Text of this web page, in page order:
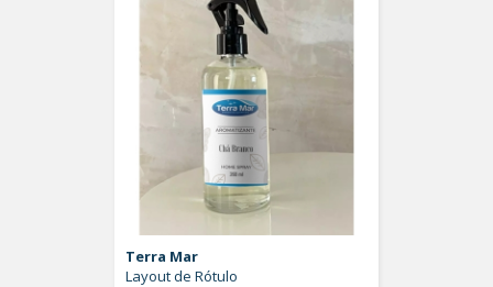
Terra Mar
Layout de Rótulo